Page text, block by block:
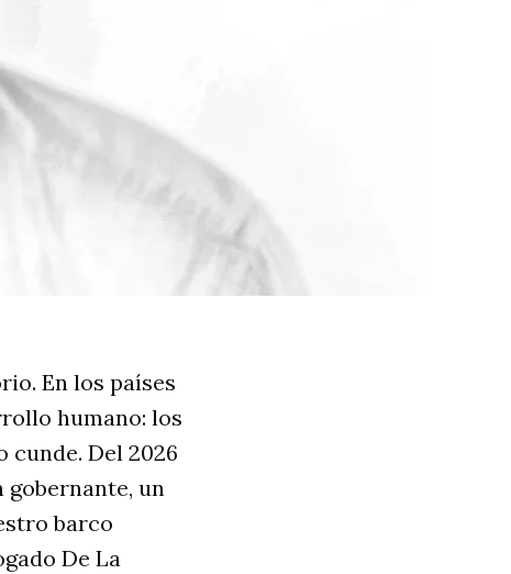
En los países
humano: los
cunde. Del 2026
gobernante, un
barco
De La